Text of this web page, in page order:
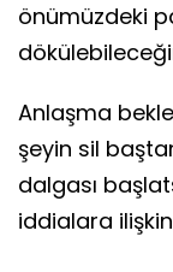
önümüzdeki
Anlaşma
şeyin sil
dalgası
iddialara